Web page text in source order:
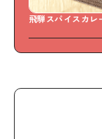
飛騨スパイスカレ